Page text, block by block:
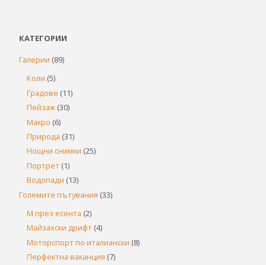
КАТЕГОРИИ
Галерии (89)
Коли (5)
Градове (11)
Пейзаж (30)
Макро (6)
Природа (31)
Нощни снимки (25)
Портрет (1)
Водопади (13)
Големите пътувания (33)
М през есента (2)
Майзахски дрифт (4)
Моторспорт по италиански (8)
Перфектна ваканция (7)